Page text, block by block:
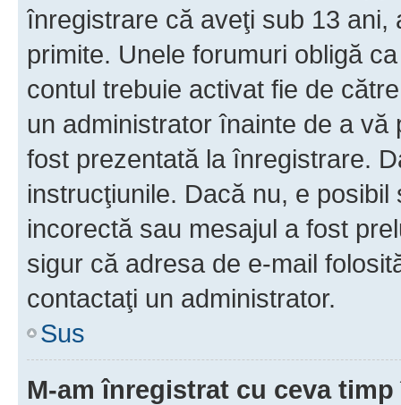
înregistrare că aveţi sub 13
primite. Unele forumuri obligă
contul trebuie activat fie de
un administrator înainte de a
fost prezentată la înregistrare.
instrucţiunile. Dacă nu, e
incorectă sau mesajul a fost
sigur că adresa de e-mail
contactaţi un administrator.
Sus
M-am înregistrat cu ceva